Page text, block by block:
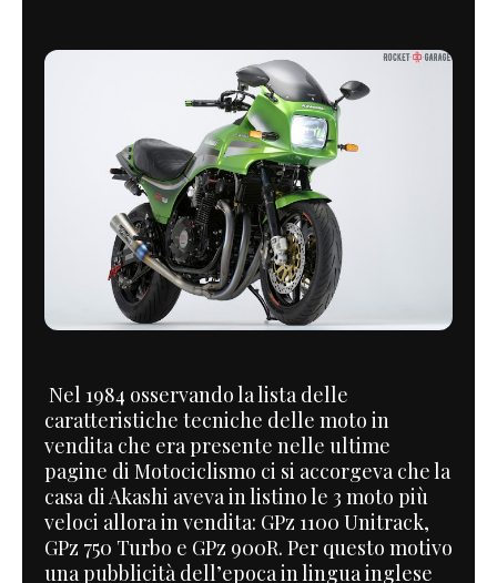
Nel 1984 osservando la lista delle
caratteristiche tecniche delle moto in
vendita che era presente nelle ultime
pagine di Motociclismo ci si accorgeva che la
casa di Akashi aveva in listino le 3 moto più
veloci allora in vendita: GPz 1100 Unitrack,
GPz 750 Turbo e GPz 900R. Per questo motivo
una pubblicità dell’epoca in lingua inglese